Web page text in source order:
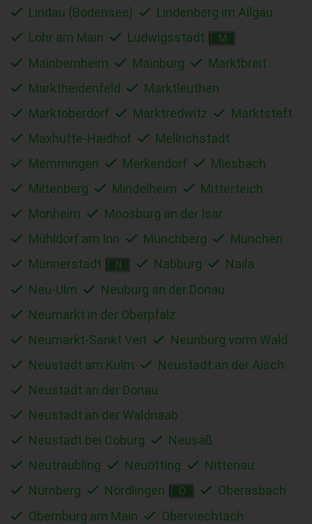
Lindau (Bodensee)
Lindenberg im Allgäu
Lohr am Main
Ludwigsstadt M
Mainbernheim Mainburg
Marktbreit
Marktheidenfeld
Marktleuthen
Marktoberdorf
Marktredwitz
Marktsteft
Maxhütte-Haidhof
Mellrichstadt
Memmingen
Merkendorf
Miesbach
Miltenberg
Mindelheim
Mitterteich
Monheim
Moosburg an der Isar
Mühldorf am Inn
Münchberg
München
Münnerstadt
N Nabburg
Naila
Neu-Ulm
Neuburg an der Donau
Neumarkt in der Oberpfalz
Neumarkt-Sankt Veit
Neunburg vorm Wald
Neustadt am Kulm
Neustadt an der Aisch
Neustadt an der Donau
Neustadt an der Waldnaab
Neustadt bei Coburg
Neusäß
Neutraubling
Neuötting
Nittenau
Nürnberg
Nördlingen O
Oberasbach
Obernburg am Main
Oberviechtach